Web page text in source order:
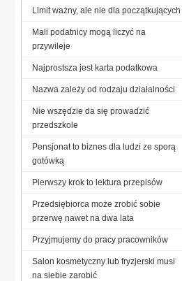
Limit ważny, ale nie dla początkujących
Mali podatnicy mogą liczyć na
przywileje
Najprostsza jest karta podatkowa
Nazwa zależy od rodzaju działalności
Nie wszędzie da się prowadzić
przedszkole
Pensjonat to biznes dla ludzi ze sporą
gotówką
Pierwszy krok to lektura przepisów
Przedsiębiorca może zrobić sobie
przerwę nawet na dwa lata
Przyjmujemy do pracy pracowników
Salon kosmetyczny lub fryzjerski musi
na siebie zarobić